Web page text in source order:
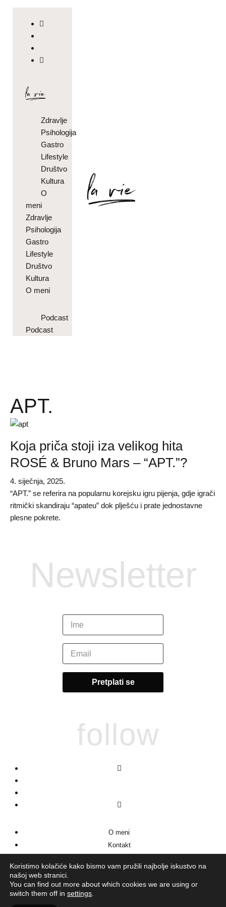
Zdravlje
Psihologija
Gastro
Lifestyle
Društvo
Kultura
O
meni
Zdravlje
Psihologija
Gastro
Lifestyle
Društvo
Kultura
O meni
Podcast
Podcast
APT.
Koja priča stoji iza velikog hita
ROSÉ & Bruno Mars – “APT.”?
4. siječnja, 2025.
“APT.” se referira na popularnu korejsku igru pijenja, gdje igrači
ritmički skandiraju “apateu” dok plješću i prate jednostavne
plesne pokrete.
Newsletter
follow
O meni
Kontakt
© 2026LaVie
Koristimo kolačiće kako bismo vam pružili najbolje iskustvo na
našoj web stranici.
You can find out more about which cookies we are using or
switch them off in settings